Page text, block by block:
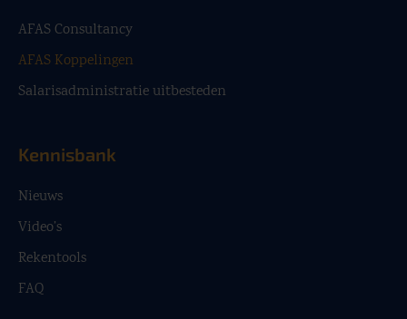
AFAS Consultancy
AFAS Koppelingen
Salarisadministratie uitbesteden
Kennisbank
Nieuws
Video’s
Rekentools
FAQ